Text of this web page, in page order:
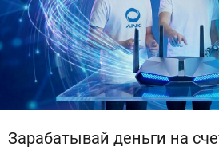
Зарабатывай деньги на